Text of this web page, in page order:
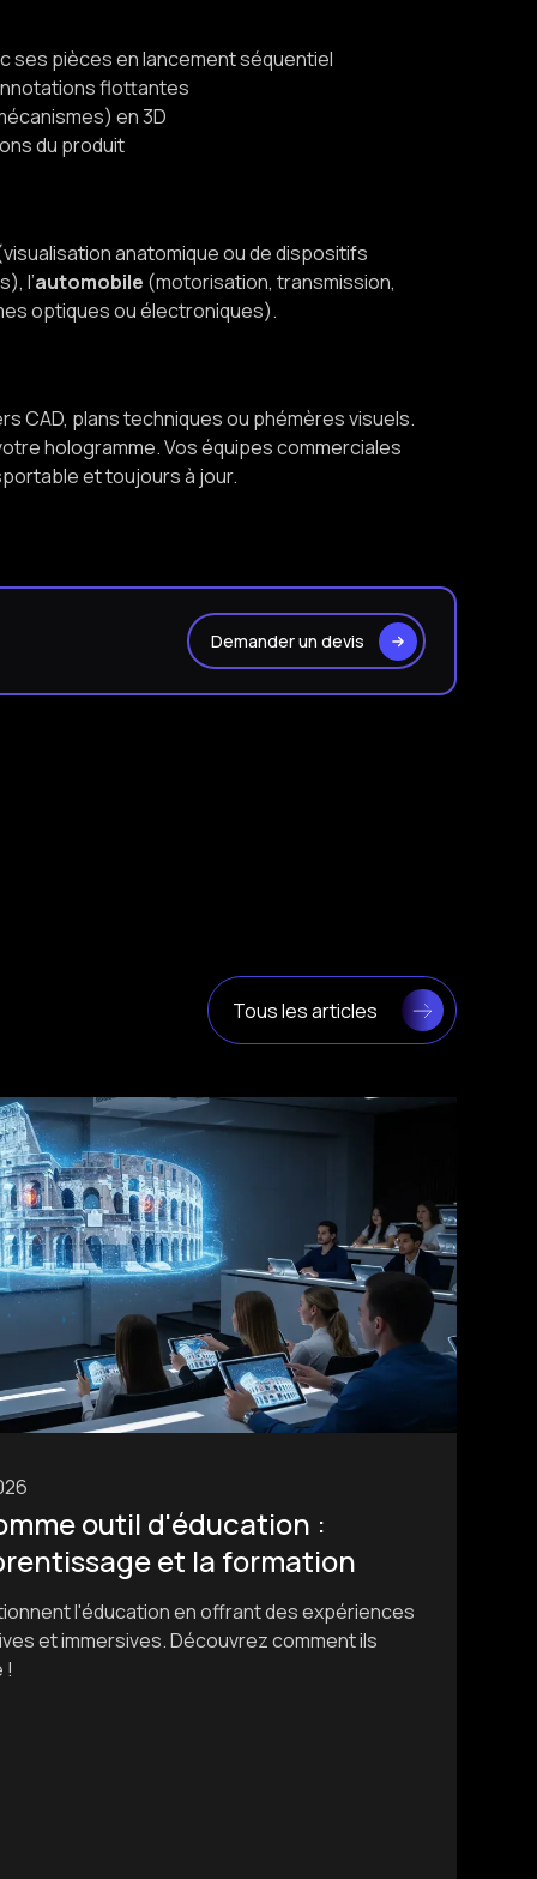
ses pièces en lancement séquentiel
flottantes
en 3D
du produit
anatomique ou de dispositifs
l’automobile (motorisation, transmission,
optiques ou électroniques).
CAD, plans techniques ou phémères visuels.
hologramme. Vos équipes commerciales
et toujours à jour.
Demander un devis
Tous les articles
outil d'éducation :
et la formation
l'éducation en offrant des expériences
et immersives. Découvrez comment ils
!